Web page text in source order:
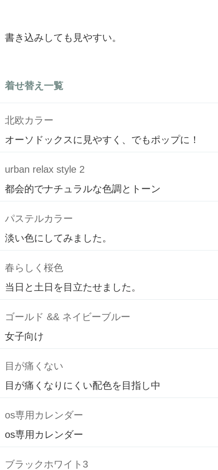
書き込みしても見やすい。
着せ替え一覧
北欧カラー
オーソドックスに見やすく、でもポップに！
urban relax style 2
都会的でナチュラルな色調とトーン
パステルカラー
淡い色にしてみました。
春らしく桜色
当日と土日を目立たせました。
ゴールド && ネイビーブルー
女子向け
目が痛くない
目が痛くなりにくい配色を目指し中
os専用カレンダー
os専用カレンダー
ブラックホワイト3